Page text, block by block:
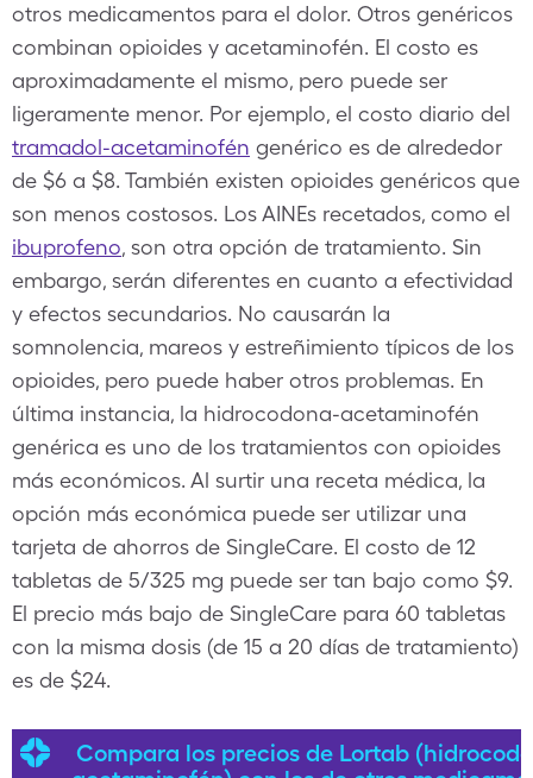
otros medicamentos para el dolor. Otros genéricos
combinan opioides y acetaminofén. El costo es
aproximadamente el mismo, pero puede ser
ligeramente menor. Por ejemplo, el costo diario del
tramadol-acetaminofén genérico es de alrededor
de $6 a $8. También existen opioides genéricos que
son menos costosos. Los AINEs recetados, como el
ibuprofeno, son otra opción de tratamiento. Sin
embargo, serán diferentes en cuanto a efectividad
y efectos secundarios. No causarán la
somnolencia, mareos y estreñimiento típicos de los
opioides, pero puede haber otros problemas. En
última instancia, la hidrocodona-acetaminofén
genérica es uno de los tratamientos con opioides
más económicos. Al surtir una receta médica, la
opción más económica puede ser utilizar una
tarjeta de ahorros de SingleCare. El costo de 12
tabletas de 5/325 mg puede ser tan bajo como $9.
El precio más bajo de SingleCare para 60 tabletas
con la misma dosis (de 15 a 20 días de tratamiento)
es de $24.
Compara los precios de Lortab